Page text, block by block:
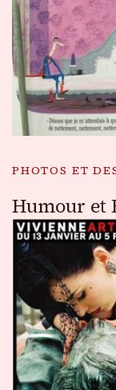
PHOTOS ET
Humour et